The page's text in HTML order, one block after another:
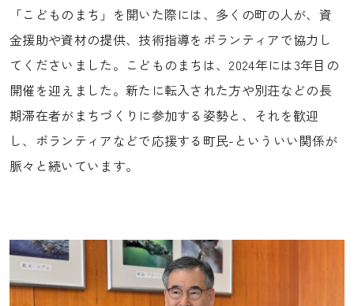
「こどものまち」を開いた際には、多くの町の人が、資
金援助や資材の提供、技術指導をボランティアで協力し
てくださいました。こどものまちは、2024年には3年目の
開催を迎えました。新たに転入された方や別荘などの長
期滞在者がまちづくりに参加する姿勢と、それを歓迎
し、ボランティアなどで応援する町民-といういい関係が
脈々と続いています。